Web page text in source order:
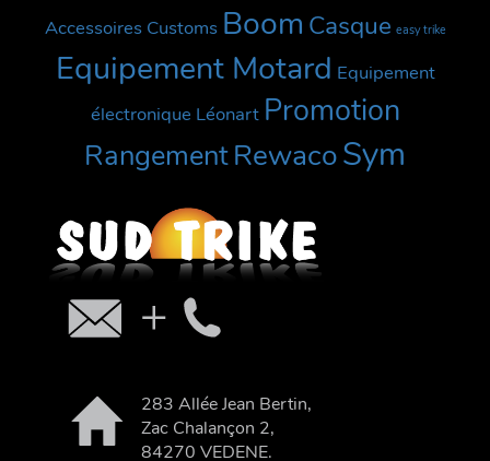
Accessoires Customs Boom Casque easy trike
Equipement Motard Equipement
électronique Léonart Promotion
RangementRewacoSym
283 Allée Jean Bertin,
Zac Chalançon 2,
84270 VEDENE.